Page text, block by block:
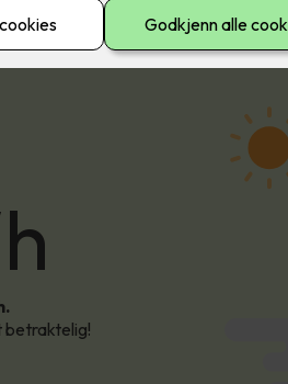
31 000
kWh
betraktelig!